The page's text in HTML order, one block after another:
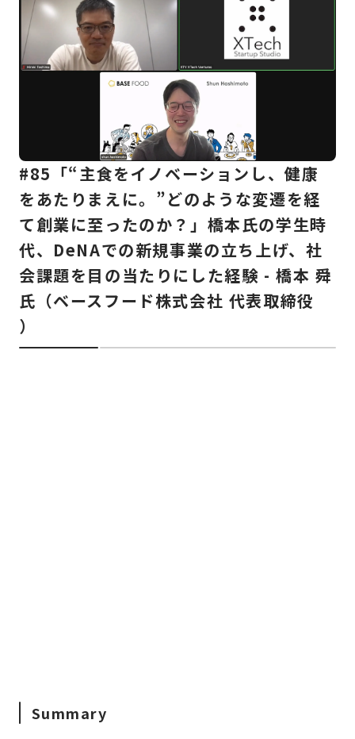
#85 「“ 主食をイノベーションし、健康
をあたりまえに。 ”どのような変遷を経
て創業に至ったのか？ 」橋本氏の学生時
代、DeNAでの新規事業の立ち上げ、社
会課題を目の当たりにした経験 - 橋本 舜
氏 （ベースフード株式会社 代表取締役
）
Summary